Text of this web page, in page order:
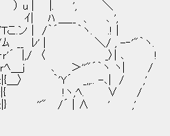
u | |. ', ＼
＿__ 、 ､ ',
| /｀´ ｀ヽ. .! |
__ ﾚ' | ＼/ , -‐'"｀ヽ.
ｒ'´ |,/ 〈 _〉| ､ !
ｊ ､ ＞''"´｀ヽ ヽ| /
＿〉 ｀'Y´ _,,.. -､| / ,'
_| {|:::|{ !ヽ,ﾍ. ∨ /
''" /´ | ∧ ' ,'